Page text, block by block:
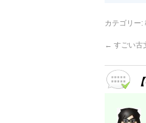
カテゴリー:
← すごい古